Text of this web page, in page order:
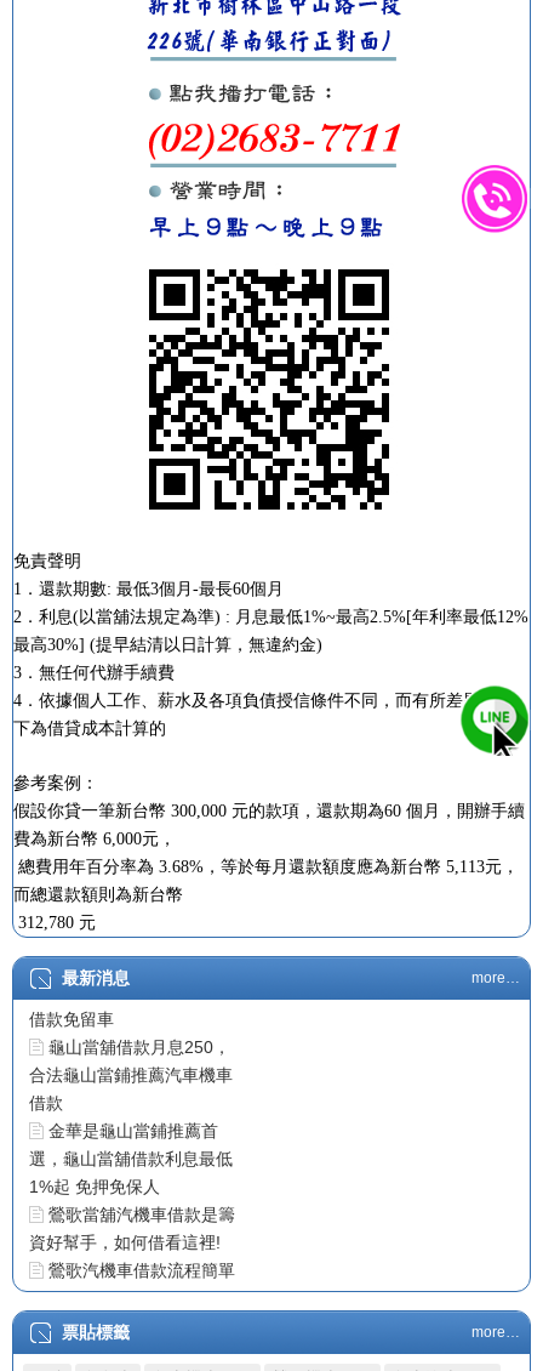
免責聲明
1．還款期數: 最低3個月-最長60個月
2．利息(以當舖法規定為準) : 月息最低1%~最高2.5%[年利率最低12%
最高30%] (提早結清以日計算，無違約金)
3．無任何代辦手續費
4．依據個人工作、薪水及各項負債授信條件不同，而有所差異。以
下為借貸成本計算的
參考案例：
假設你貸一筆新台幣 300,000 元的款項，還款期為60 個月，開辦手續
費為新台幣 6,000元，
總費用年百分率為 3.68%，等於每月還款額度應為新台幣 5,113元，
而總還款額則為新台幣
312,780 元
最新消息 more…
龜山當舖汽機車借款
龜山當舖合法經營汽機車
借款免留車
龜山當舖借款月息250，
合法龜山當鋪推薦汽車機車
借款
金華是龜山當鋪推薦首
選，龜山當舖借款利息最低
1%起 免押免保人
鶯歌當舖汽機車借款是籌
資好幫手，如何借看這裡!
鶯歌汽機車借款流程簡單
龜山汽車借款快速審核利
息低
龜山機車借免費估算放款
票貼標籤 more…